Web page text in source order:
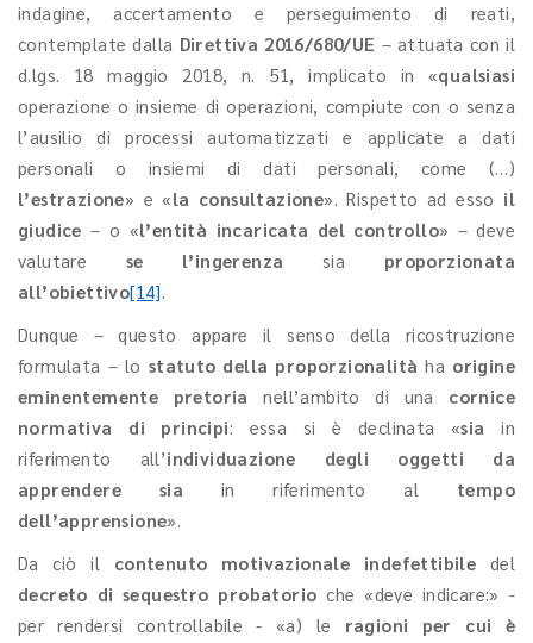
indagine, accertamento e perseguimento di reati,
contemplate dalla Direttiva 2016/680/UE – attuata con il
d.lgs. 18 maggio 2018, n. 51, implicato in «qualsiasi
operazione o insieme di operazioni, compiute con o senza
l’ausilio di processi automatizzati e applicate a dati
personali o insiemi di dati personali, come (…)
l’estrazione» e «la consultazione». Rispetto ad esso il
giudice – o «l’entità incaricata del controllo» – deve
valutare se l’ingerenza sia proporzionata
all’obiettivo[14].
Dunque – questo appare il senso della ricostruzione
formulata – lo statuto della proporzionalità ha origine
eminentemente pretoria nell’ambito di una cornice
normativa di principi: essa si è declinata «sia in
riferimento all’individuazione degli oggetti da
apprendere
sia in riferimento al tempo
dell’apprensione».
Da ciò il contenuto motivazionale indefettibile del
decreto di sequestro probatorio che «deve indicare:» -
per rendersi controllabile - «a) le ragioni per cui è